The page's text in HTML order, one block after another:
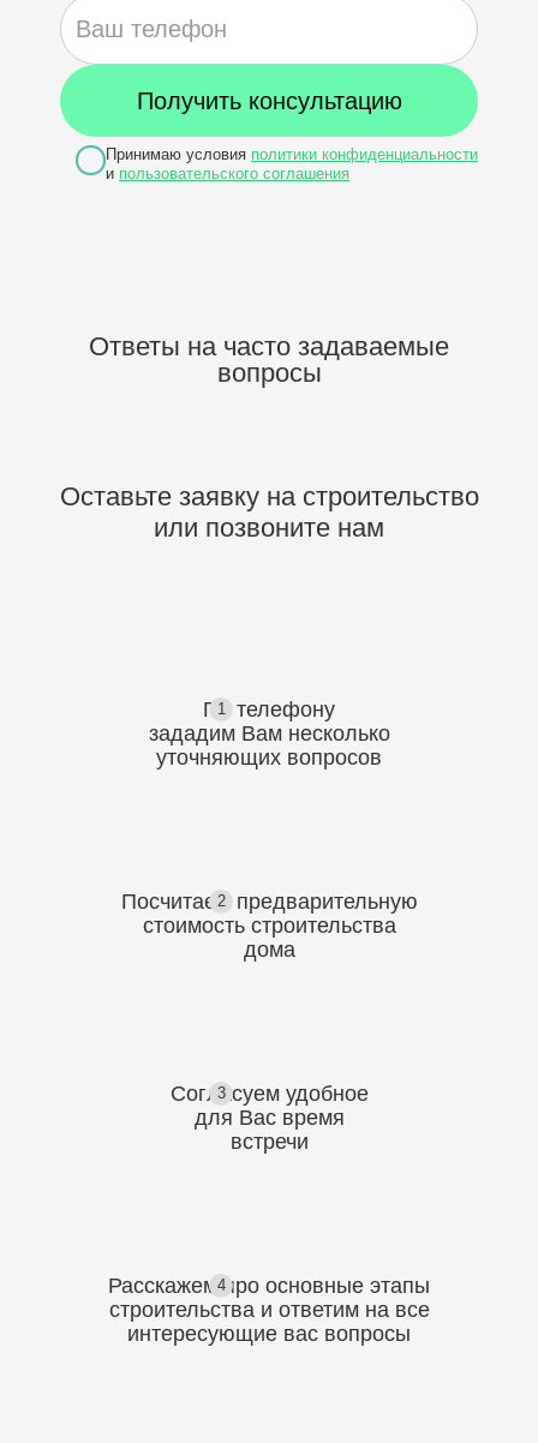
Принимаю условия политики конфиденциальности
и пользовательского соглашения
Ответы на часто задаваемые
вопросы
Оставьте заявку на строительство
или позвоните нам
1
По телефону
зададим Вам несколько
уточняющих вопросов
2
Посчитаем предварительную
стоимость строительства
дома
3
Согласуем удобное
для Вас время
встречи
4
Расскажем про основные этапы
строительства и ответим на все
интересующие вас вопросы